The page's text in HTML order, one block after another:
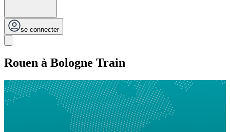
se connecter
Rouen à Bologne Train